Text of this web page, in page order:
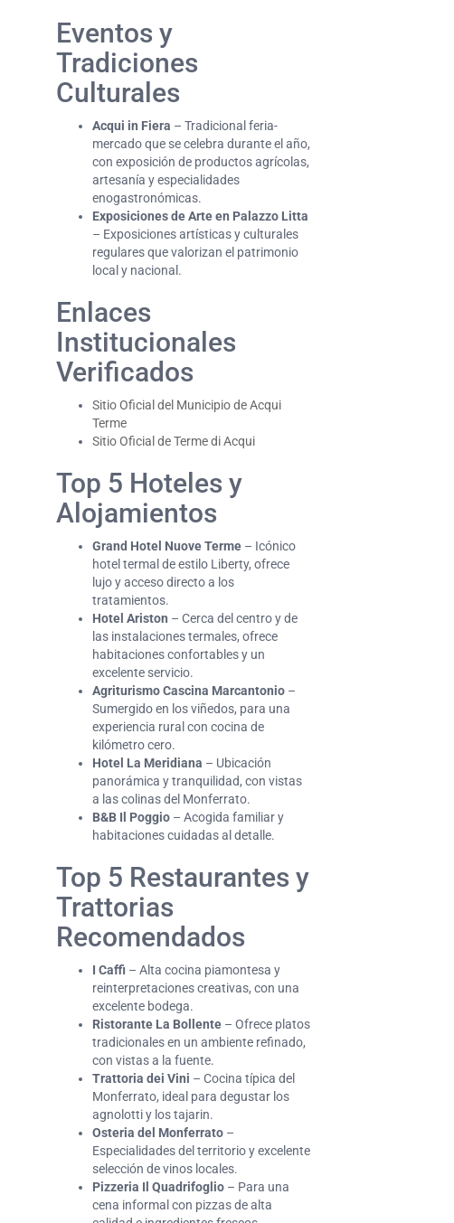
Eventos y
Tradiciones
Culturales
Acqui in Fiera – Tradicional feria-
mercado que se celebra durante el año,
con exposición de productos agrícolas,
artesanía y especialidades
enogastronómicas.
Exposiciones de Arte en Palazzo Litta
– Exposiciones artísticas y culturales
regulares que valorizan el patrimonio
local y nacional.
Enlaces
Institucionales
Verificados
Sitio Oficial del Municipio de Acqui
Terme
Sitio Oficial de Terme di Acqui
Top 5 Hoteles y
Alojamientos
Grand Hotel Nuove Terme – Icónico
hotel termal de estilo Liberty, ofrece
lujo y acceso directo a los
tratamientos.
Hotel Ariston – Cerca del centro y de
las instalaciones termales, ofrece
habitaciones confortables y un
excelente servicio.
Agriturismo Cascina Marcantonio –
Sumergido en los viñedos, para una
experiencia rural con cocina de
kilómetro cero.
Hotel La Meridiana – Ubicación
panorámica y tranquilidad, con vistas
a las colinas del Monferrato.
B&B Il Poggio – Acogida familiar y
habitaciones cuidadas al detalle.
Top 5 Restaurantes y
Trattorias
Recomendados
I Caffi – Alta cocina piamontesa y
reinterpretaciones creativas, con una
excelente bodega.
Ristorante La Bollente – Ofrece platos
tradicionales en un ambiente refinado,
con vistas a la fuente.
Trattoria dei Vini – Cocina típica del
Monferrato, ideal para degustar los
agnolotti y los tajarin.
Osteria del Monferrato –
Especialidades del territorio y excelente
selección de vinos locales.
Pizzeria Il Quadrifoglio – Para una
cena informal con pizzas de alta